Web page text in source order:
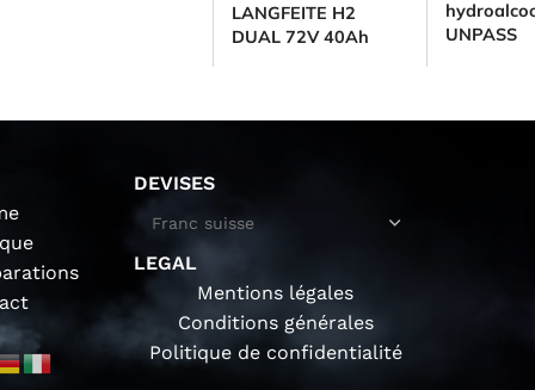
LANGFEITE H2
DUAL 72V 40Ah
UNPASS
DEVISES
LEGAL
Mentions légales
Conditions générales
Politique de confidentialité